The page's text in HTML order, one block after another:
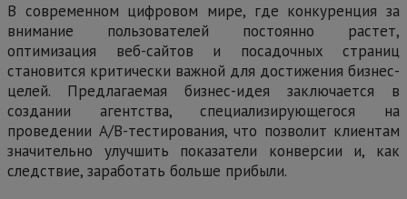
В современном цифровом мире, где конкуренция за
внимание пользователей постоянно растет,
оптимизация веб-сайтов и посадочных страниц
становится критически важной для достижения бизнес-
целей. Предлагаемая бизнес-идея заключается в
создании агентства, специализирующегося на
проведении А/В-тестирования, что позволит клиентам
значительно улучшить показатели конверсии и, как
следствие, заработать больше прибыли.